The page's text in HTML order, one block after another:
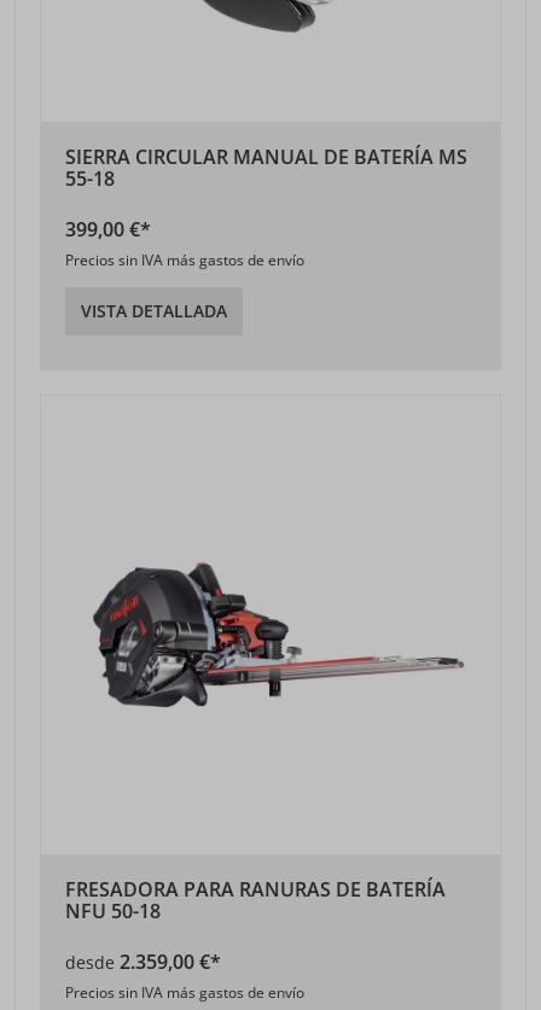
SIERRA CIRCULAR MANUAL DE BATERÍA MS
55-18
399,00 €*
Precios sin IVA más gastos de envío
VISTA DETALLADA
FRESADORA PARA RANURAS DE BATERÍA
NFU 50-18
desde 2.359,00 €*
Precios sin IVA más gastos de envío